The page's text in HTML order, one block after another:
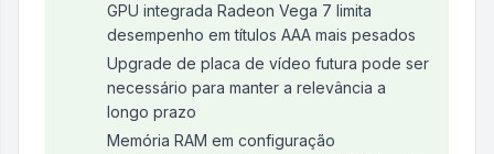
GPU integrada Radeon Vega 7 limita
desempenho em títulos AAA mais pesados
Upgrade de placa de vídeo futura pode ser
necessário para manter a relevância a
longo prazo
Memória RAM em configuração